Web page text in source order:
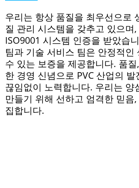
우리는 항상 품질을 최우선으로
질 관리 시스템을 갖추고 있으며,
ISO9001 시스템 인증을 받았습
팀과 기술 서비스 팀은 안정적인
수 있는 보증을 제공합니다. 품
한 경영 신념으로 PVC 산업의
끊임없이 노력합니다. 우리는 양
만들기 위해 선하고 엄격한 믿음
집합니다.